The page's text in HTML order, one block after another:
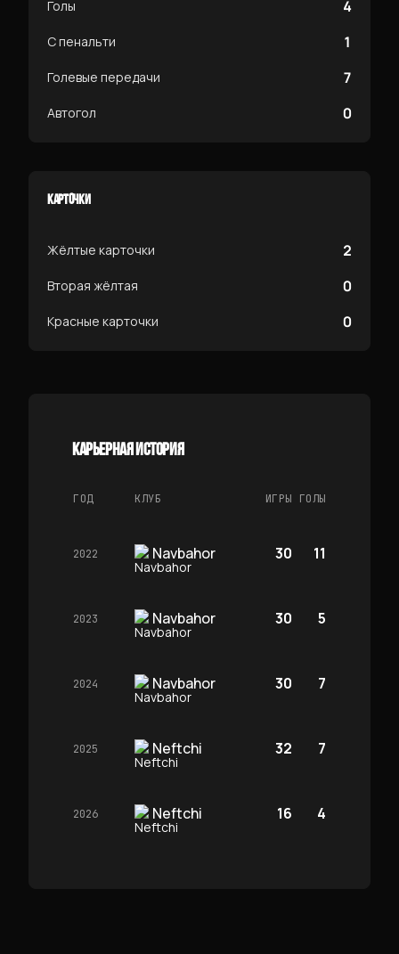
Голы 4
С пенальти 1
Голевые передачи 7
Автогол 0
КАРТОЧКИ
Жёлтые карточки 2
Вторая жёлтая 0
Красные карточки 0
КАРЬЕРНАЯ ИСТОРИЯ
ГОД КЛУБ ИГРЫ ГОЛЫ
2022 Navbahor 30 11
2023 Navbahor 30 5
2024 Navbahor 30 7
2025 Neftchi 32 7
2026 Neftchi 16 4